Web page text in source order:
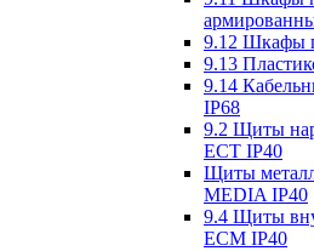
9.12 Шкафы
9.13
9.14
IP68
9.2 Щиты
ECT IP40
Щиты
MEDIA IP40
9.4 Щиты
ECМ IP40